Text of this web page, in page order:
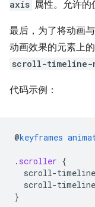
axis 属性。允许的
最后，为了将动画
动画效果的元素上的
scroll-timeline-
代码示例：
@keyframes
. scroller {
scroll-
scroll-
}